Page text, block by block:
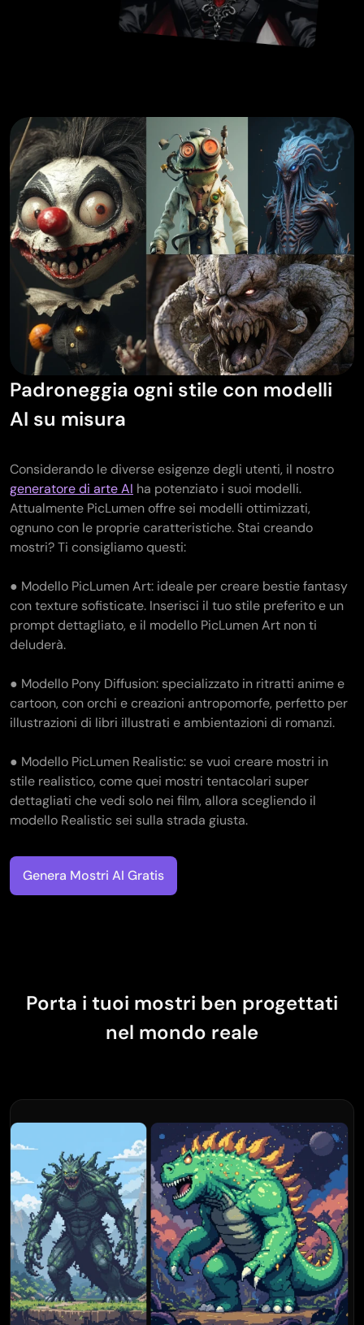
Padroneggia ogni stile con modelli
AI su misura
Considerando le diverse esigenze degli utenti, il nostro
generatore di arte AI ha potenziato i suoi modelli.
Attualmente PicLumen offre sei modelli ottimizzati,
ognuno con le proprie caratteristiche. Stai creando
mostri? Ti consigliamo questi:
● Modello PicLumen Art: ideale per creare bestie fantasy
con texture sofisticate. Inserisci il tuo stile preferito e un
prompt dettagliato, e il modello PicLumen Art non ti
deluderà.
● Modello Pony Diffusion: specializzato in ritratti anime e
cartoon, con orchi e creazioni antropomorfe, perfetto per
illustrazioni di libri illustrati e ambientazioni di romanzi.
● Modello PicLumen Realistic: se vuoi creare mostri in
stile realistico, come quei mostri tentacolari super
dettagliati che vedi solo nei film, allora scegliendo il
modello Realistic sei sulla strada giusta.
Genera Mostri AI Gratis
Porta i tuoi mostri ben progettati
nel mondo reale